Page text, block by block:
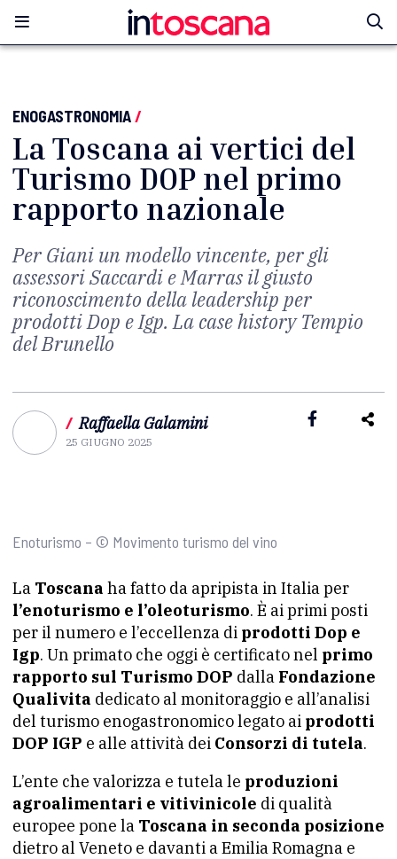
ENOGASTRONOMIA/
La Toscana ai vertici del
Turismo DOP nel primo
rapporto nazionale
Per Giani un modello vincente, per gli
assessori Saccardi e Marras il giusto
riconoscimento della leadership per
prodotti Dop e Igp. La case history Tempio
del Brunello
/ Raffaella Galamini
25 GIUGNO 2025
Enoturismo – © Movimento turismo del vino
La Toscana ha fatto da apripista in Italia per
l’enoturismo e l’oleoturismo. È ai primi posti
per il numero e l’eccellenza di prodotti Dop e
Igp. Un primato che oggi è certificato nel primo
rapporto sul Turismo DOP dalla Fondazione
Qualivita dedicato al monitoraggio e all’analisi
del turismo enogastronomico legato ai prodotti
DOP IGP e alle attività dei Consorzi di tutela.
L’ente che valorizza e tutela le produzioni
agroalimentari e vitivinicole di qualità
europee pone la Toscana in seconda posizione
dietro al Veneto e davanti a Emilia Romagna e